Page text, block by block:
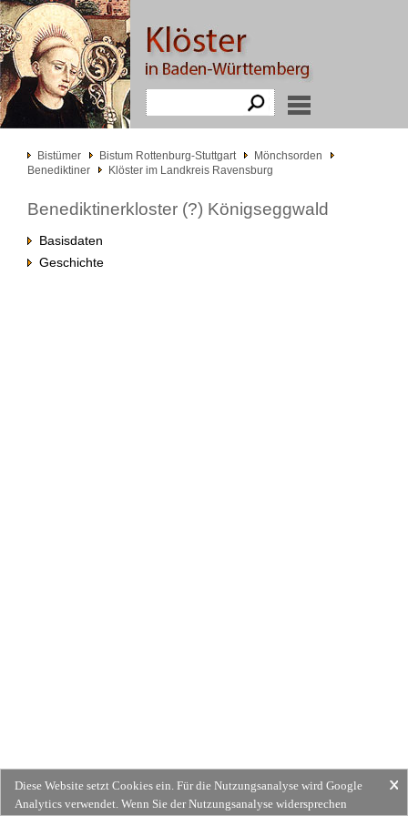
Bistümer Bistum Rottenburg-Stuttgart
Mönchsorden
Benediktiner
Klöster im Landkreis Ravensburg
Benediktinerkloster (?) Königseggwald
Basisdaten
Geschichte
Diese Website setzt Cookies ein. Für die Nutzungsanalyse wird Google
Analytics verwendet. Wenn Sie der Nutzungsanalyse widersprechen